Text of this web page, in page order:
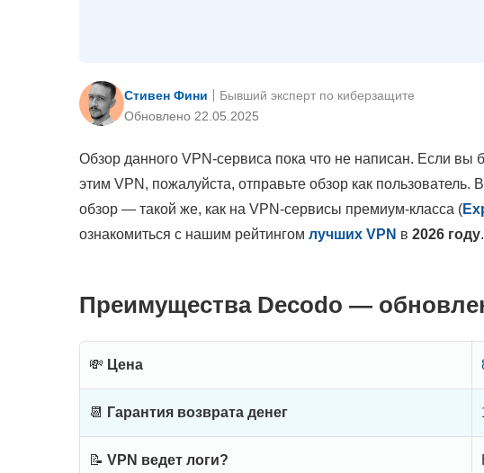
Стивен Фини
Обновлено 22.05.2025
Бывший эксперт по киберзащите
Обзор данного VPN-сервиса пока что не написан. Если
этим VPN, пожалуйста, отправьте обзор как
обзор — такой же, как на VPN-сервисы премиум-класса (
ознакомиться с нашим рейтингом лучших VPN в 2026 году.
Преимущества Decodo —
💸 Цена
📆 Гарантия возврата денег
📝 VPN ведет логи?